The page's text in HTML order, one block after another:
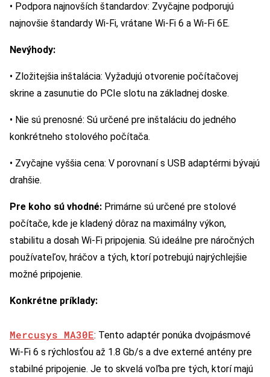
• Podpora najnovších štandardov: Zvyčajne podporujú
najnovšie štandardy Wi-Fi, vrátane Wi-Fi 6 a Wi-Fi 6E.
Nevýhody:
• Zložitejšia inštalácia: Vyžadujú otvorenie počítačovej
skrine a zasunutie do PCIe slotu na základnej doske.
• Nie sú prenosné: Sú určené pre inštaláciu do jedného
konkrétneho stolového počítača.
• Zvyčajne vyššia cena: V porovnaní s USB adaptérmi bývajú
drahšie.
Pre koho sú vhodné: Primárne sú určené pre stolové
počítače, kde je kladený dôraz na maximálny výkon,
stabilitu a dosah Wi-Fi pripojenia. Sú ideálne pre náročných
používateľov, hráčov a tých, ktorí potrebujú najrýchlejšie
možné pripojenie.
Konkrétne príklady:
Mercusys MA30E: Tento adaptér ponúka dvojpásmové
Wi-Fi 6 s rýchlosťou až 1.8 Gb/s a dve externé antény pre
stabilné pripojenie. Je to skvelá voľba pre tých, ktorí majú